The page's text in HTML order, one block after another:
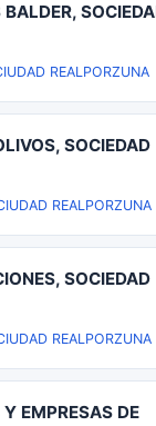
REAL PORZUNA
SOCIEDAD
REAL PORZUNA
SOCIEDAD
REAL PORZUNA
EMPRESAS DE